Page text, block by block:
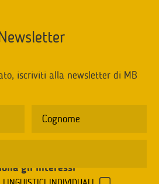
iscriviti alla newsletter di MB
gli interessi